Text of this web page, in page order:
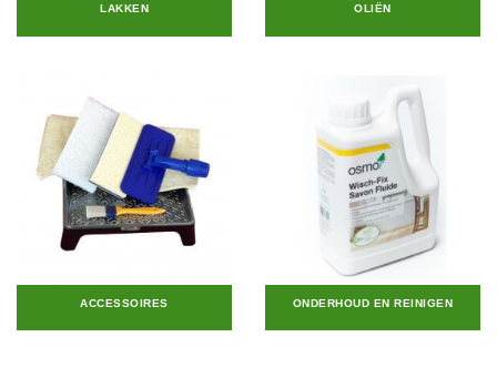
LAKKEN OLIËN
ACCESSOIRES ONDERHOUD EN REINIGEN